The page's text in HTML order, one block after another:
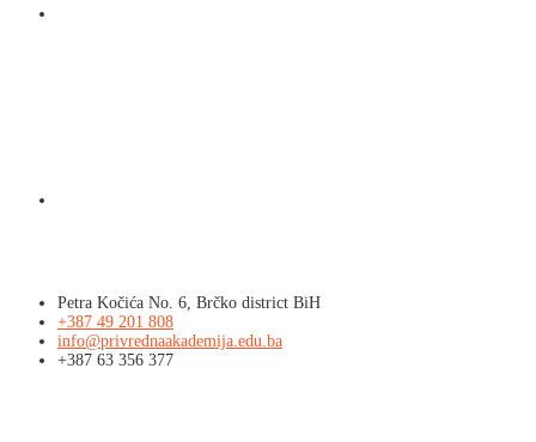
Petra Kočića No. 6, Brčko district BiH
+387 49 201 808
info@privrednaakademija.edu.ba
+387 63 356 377